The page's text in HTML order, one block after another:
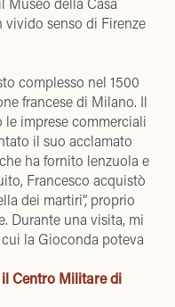
vivido senso di Firenze
complesso nel 1500
francese di Milano. Il
imprese commerciali
il suo acclamato
ha fornito lenzuola e
Francesco acquistò
dei martiri”, proprio
Durante una visita, mi
la Gioconda poteva
Centro Militare di